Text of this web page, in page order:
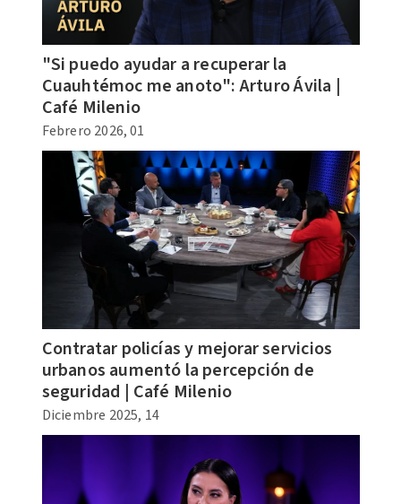
"Si puedo ayudar a recuperar la
Cuauhtémoc me anoto": Arturo Ávila |
Café Milenio
Febrero 2026, 01
Contratar policías y mejorar servicios
urbanos aumentó la percepción de
seguridad | Café Milenio
Diciembre 2025, 14